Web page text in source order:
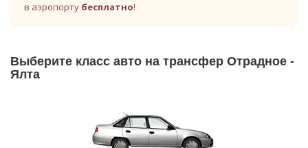
в аэропорту бесплатно!
Выберите класс авто на трансфер Отрадное -
Ялта